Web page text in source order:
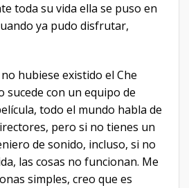
toda su vida ella se puso en
ya pudo disfrutar,
hubiese existido el Che
sucede con un equipo de
todo el mundo habla de
pero si no tienes un
de sonido, incluso, si no
las cosas no funcionan. Me
simples, creo que es